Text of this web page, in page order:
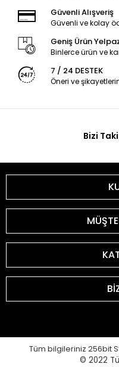
Güvenli Alışveriş
Güvenli ve kolay
Geniş Ürün
Binlerce ürün ve
7 / 24 DESTEK
Öneri ve
Bizi
Tüm bilgileriniz 256bit
© 2022